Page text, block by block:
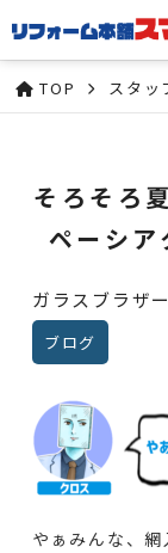
TOP スタッ
そろそろ
ペーシ
ガラスブラザ
ブログ
やぁみんな、網